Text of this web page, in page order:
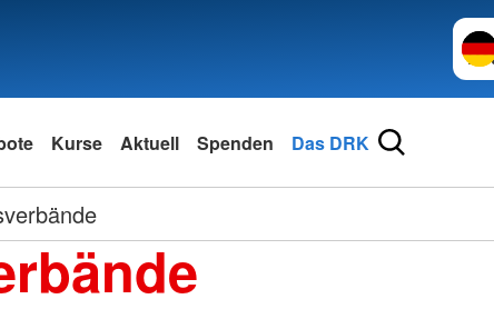
Kurse Aktuell Spenden Das DRK